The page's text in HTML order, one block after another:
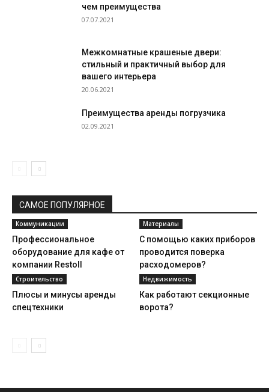
чем преимущества
07.07.2021
Межкомнатные крашеные двери:
стильный и практичный выбор для
вашего интерьера
20.06.2021
Преимущества аренды погрузчика
02.09.2021
САМОЕ ПОПУЛЯРНОЕ
Коммуникации
Профессиональное
оборудование для кафе от
компании Restoll
Материалы
С помощью каких приборов
проводится поверка
расходомеров?
Строительство
Плюсы и минусы аренды
спецтехники
Недвижимость
Как работают секционные
ворота?